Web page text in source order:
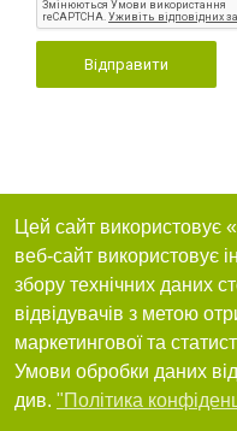
Відправити
Цей сайт використовує
веб-сайт використовує
збору технічних даних
відвідувачів з метою
маркетингової та
Умови обробки даних
див. "Політика